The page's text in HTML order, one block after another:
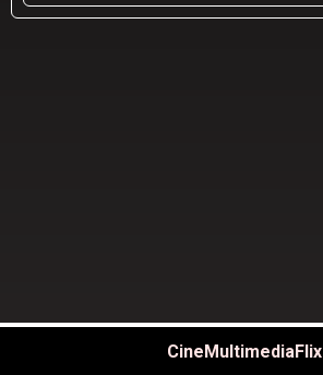
CineMultimediaFlix